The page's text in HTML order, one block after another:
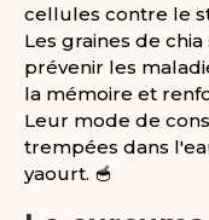
cellules contre le
Les graines de
prévenir les
la mémoire et
Leur mode de
trempées dans
yaourt. 🥣